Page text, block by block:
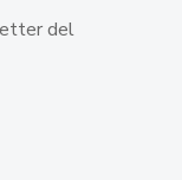
del